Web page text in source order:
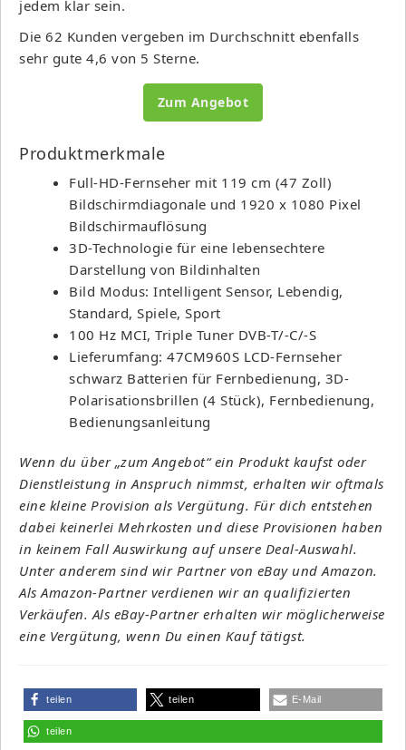
jedem klar sein.
Die 62 Kunden vergeben im Durchschnitt ebenfalls
sehr gute 4,6 von 5 Sterne.
Zum Angebot
Produktmerkmale
Full-HD-Fernseher mit 119 cm (47 Zoll)
Bildschirmdiagonale und 1920 x 1080 Pixel
Bildschirmauflösung
3D-Technologie für eine lebensechtere
Darstellung von Bildinhalten
Bild Modus: Intelligent Sensor, Lebendig,
Standard, Spiele, Sport
100 Hz MCI, Triple Tuner DVB-T/-C/-S
Lieferumfang: 47CM960S LCD-Fernseher
schwarz Batterien für Fernbedienung, 3D-
Polarisationsbrillen (4 Stück), Fernbedienung,
Bedienungsanleitung
Wenn du über „zum Angebot“ ein Produkt kaufst oder
Dienstleistung in Anspruch nimmst, erhalten wir oftmals
eine kleine Provision als Vergütung. Für dich entstehen
dabei keinerlei Mehrkosten und diese Provisionen haben
in keinem Fall Auswirkung auf unsere Deal-Auswahl.
Unter anderem sind wir Partner von eBay und Amazon.
Als Amazon-Partner verdienen wir an qualifizierten
Verkäufen. Als eBay-Partner erhalten wir möglicherweise
eine Vergütung, wenn Du einen Kauf tätigst.
teilen teilen E-Mail
teilen